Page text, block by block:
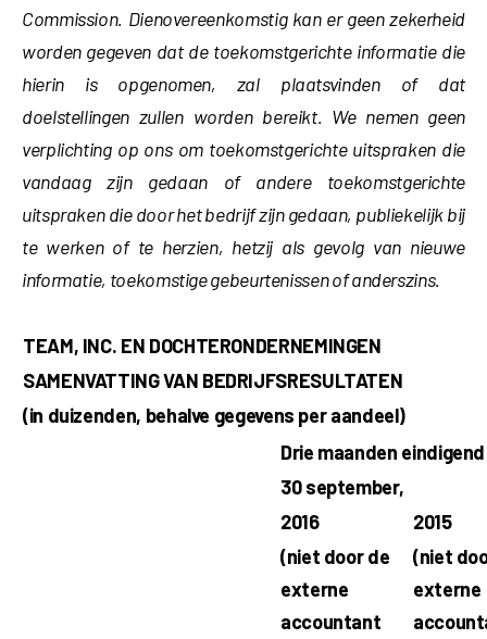
Commission. Dienovereenkomstig kan er geen zekerheid
worden gegeven dat de toekomstgerichte informatie die
hierin is opgenomen, zal plaatsvinden of dat
doelstellingen zullen worden bereikt. We nemen geen
verplichting op ons om toekomstgerichte uitspraken die
vandaag zijn gedaan of andere toekomstgerichte
uitspraken die door het bedrijf zijn gedaan, publiekelijk bij
te werken of te herzien, hetzij als gevolg van nieuwe
informatie, toekomstige gebeurtenissen of anderszins.
TEAM, INC. EN DOCHTERONDERNEMINGEN
SAMENVATTING VAN BEDRIJFSRESULTATEN
(in duizenden, behalve gegevens per aandeel)
Drie maanden eindigend
30 september,
2016
2015
(niet door de
externe
accountant
(niet
externe